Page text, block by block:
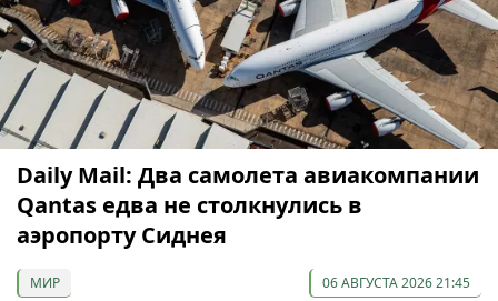
Daily Mail: Два самолета авиакомпании
Qantas едва не столкнулись в
аэропорту Сиднея
МИР 06 АВГУСТА 2026 21:45